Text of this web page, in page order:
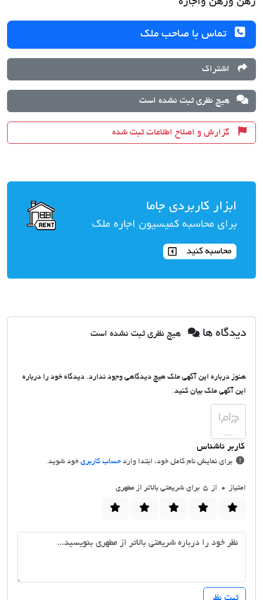
رهن ورهن واجاره
تماس با صاحب ملک
اشتراک
هیچ نظری ثبت نشده است
گزارش و اصلاح اطلاعات ثبت شده
دیدگاه ها هیچ نظری ثبت نشده است
هنوز درباره این آگهی ملک هیچ دیدگاهی وجود ندارد. دیدگاه خود را درباره
این آگهی ملک بیان کنید.
برای نمایش نام کامل خود، ابتدا وارد حساب کاربری خود شوید.
امتیاز 0 از 5 برای شریعتی بالاتر از مطهری